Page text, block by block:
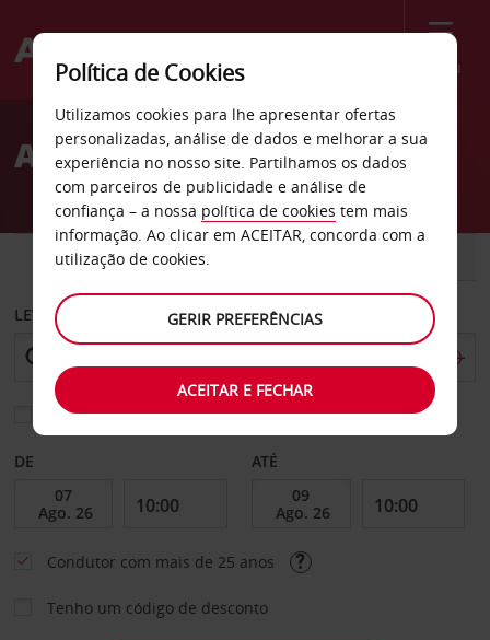
Menu
Welcome
AvisAluguer de carros Palanga
CARRO
LEVANTAR EM
Escolher uma estação de devolução diferente
DE ATÉ
Condutor com mais de 25 anos
Tenho um código de desconto
Política de Cookies
Utilizamos cookies para lhe apresentar ofertas
personalizadas, análise de dados e melhorar a sua
experiência no nosso site. Partilhamos os dados
com parceiros de publicidade e análise de
confiança – a nossa política de cookies tem mais
informação. Ao clicar em ACEITAR, concorda com a
utilização de cookies.
GERIR PREFERÊNCIAS
ACEITAR E FECHAR